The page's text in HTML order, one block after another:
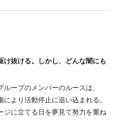
け抜ける。しかし、どんな闇にも
ープのメンバーのルースは、
より活動停止に追い込まれる。
ジに立てる日を夢見て努力を重ね